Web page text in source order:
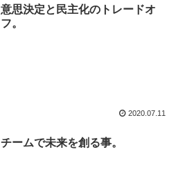
意思決定と民主化のトレードオ
フ。
2020.07.11
チームで未来を創る事。